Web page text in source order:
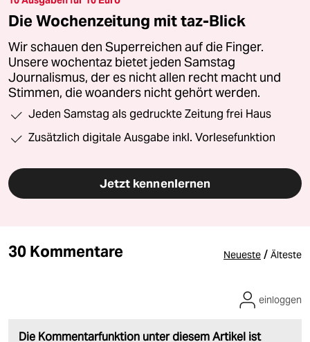
Die Wochenzeitung mit taz-Blick
Wir schauen den Superreichen auf die Finger.
Unsere wochentaz bietet jeden Samstag
Journalismus, der es nicht allen recht macht und
Stimmen, die woanders nicht gehört werden.
Jeden Samstag als gedruckte Zeitung frei Haus
Zusätzlich digitale Ausgabe inkl. Vorlesefunktion
Jetzt kennenlernen
30 Kommentare Neueste / Älteste
Die Kommentarfunktion unter diesem Artikel ist
einloggen